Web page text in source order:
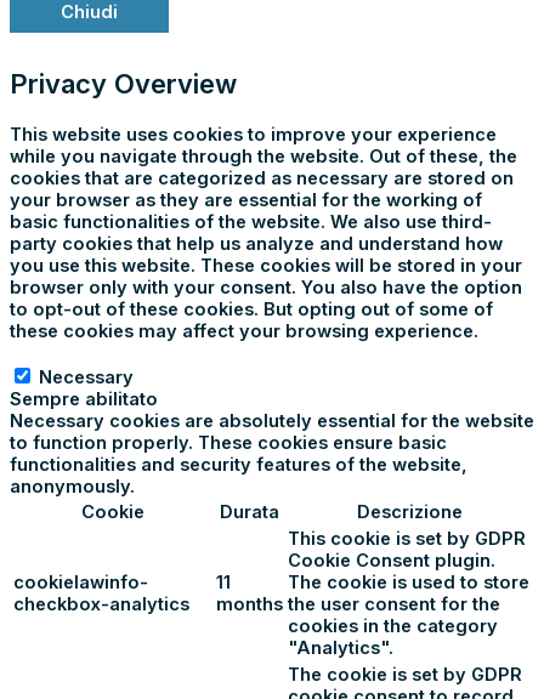
Chiudi
Privacy Overview
This website uses cookies to improve your experience
while you navigate through the website. Out of these, the
cookies that are categorized as necessary are stored on
your browser as they are essential for the working of
basic functionalities of the website. We also use third-
party cookies that help us analyze and understand how
you use this website. These cookies will be stored in your
browser only with your consent. You also have the option
to opt-out of these cookies. But opting out of some of
these cookies may affect your browsing experience.
Necessary
Sempre abilitato
Necessary cookies are absolutely essential for the website
to function properly. These cookies ensure basic
functionalities and security features of the website,
anonymously.
Cookie
Durata Descrizione
cookielawinfo-
checkbox-analytics
11
months
This cookie is set by GDPR
Cookie Consent plugin.
The cookie is used to store
the user consent for the
cookies in the category
"Analytics".
The cookie is set by GDPR